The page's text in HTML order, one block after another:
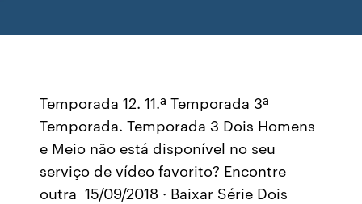
Temporada 12. 11.ª Temporada 3ª
Temporada. Temporada 3 Dois Homens
e Meio não está disponível no seu
serviço de vídeo favorito? Encontre
outra 15/09/2018 · Baixar Série Dois